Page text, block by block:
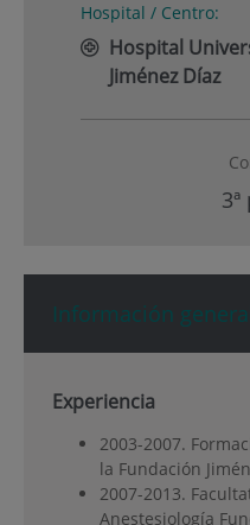
Hospital / Centro:
Hospital
Jiménez Díaz
Información
Experiencia
2003-2007.
la Fundación
2007-2013.
Anestesiología